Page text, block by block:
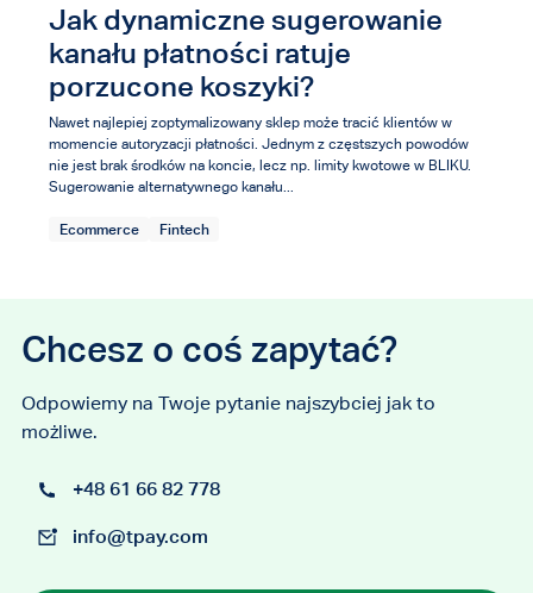
Jak dynamiczne sugerowanie
kanału płatności ratuje
porzucone koszyki?
Nawet najlepiej zoptymalizowany sklep może tracić klientów w
momencie autoryzacji płatności. Jednym z częstszych powodów
nie jest brak środków na koncie, lecz np. limity kwotowe w BLIKU.
Sugerowanie alternatywnego kanału...
Ecommerce Fintech
Chcesz o coś zapytać?
Odpowiemy na Twoje pytanie najszybciej jak to
możliwe.
+48 61 66 82 778
info@tpay.com